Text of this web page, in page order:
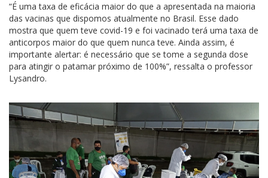
“É uma taxa de eficácia maior do que a apresentada na maioria
das vacinas que dispomos atualmente no Brasil. Esse dado
mostra que quem teve covid-19 e foi vacinado terá uma taxa de
anticorpos maior do que quem nunca teve. Ainda assim, é
importante alertar: é necessário que se tome a segunda dose
para atingir o patamar próximo de 100%”, ressalta o professor
Lysandro.